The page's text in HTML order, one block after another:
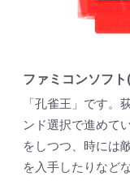
ファミコンソフ
「孔雀王」です。
ンド選択で進めて
をしつつ、時には
を入手したりなど